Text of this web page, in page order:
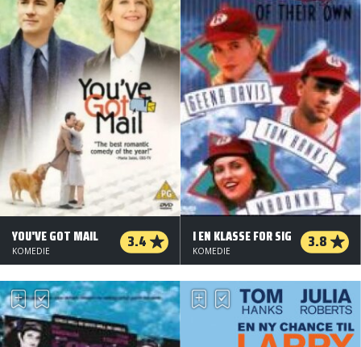
YOU'VE GOT MAIL 3.4
KOMEDIE
I EN KLASSE FOR SIG 3.8
KOMEDIE